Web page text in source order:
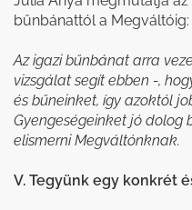
bűnbánattól a Megváltóig:
Az igazi bűnbánat arra
vizsgálat segít ebben -,
és bűneinket, így azoktól
Gyengeségeinket jó dolog
elismerni Megváltónknak.
V. Tegyünk egy konkrét